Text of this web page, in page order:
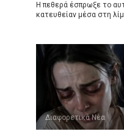
Η πεθερά έσπρωξε το
κατευθείαν μέσα στη
Διαφορετικά Νέα